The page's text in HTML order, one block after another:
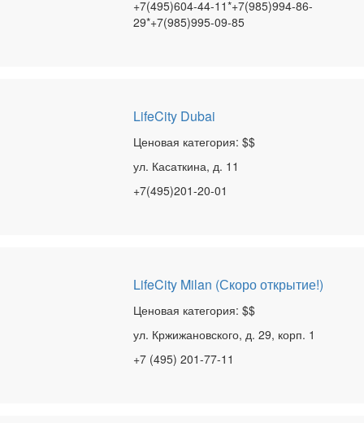
+7(495)604-44-11*+7(985)994-86-
29*+7(985)995-09-85
LifeCity Dubai
Ценовая категория: $$
ул. Касаткина, д. 11
+7(495)201-20-01
LifeCity Milan (Скоро открытие!)
Ценовая категория: $$
ул. Кржижановского, д. 29, корп. 1
+7 (495) 201-77-11